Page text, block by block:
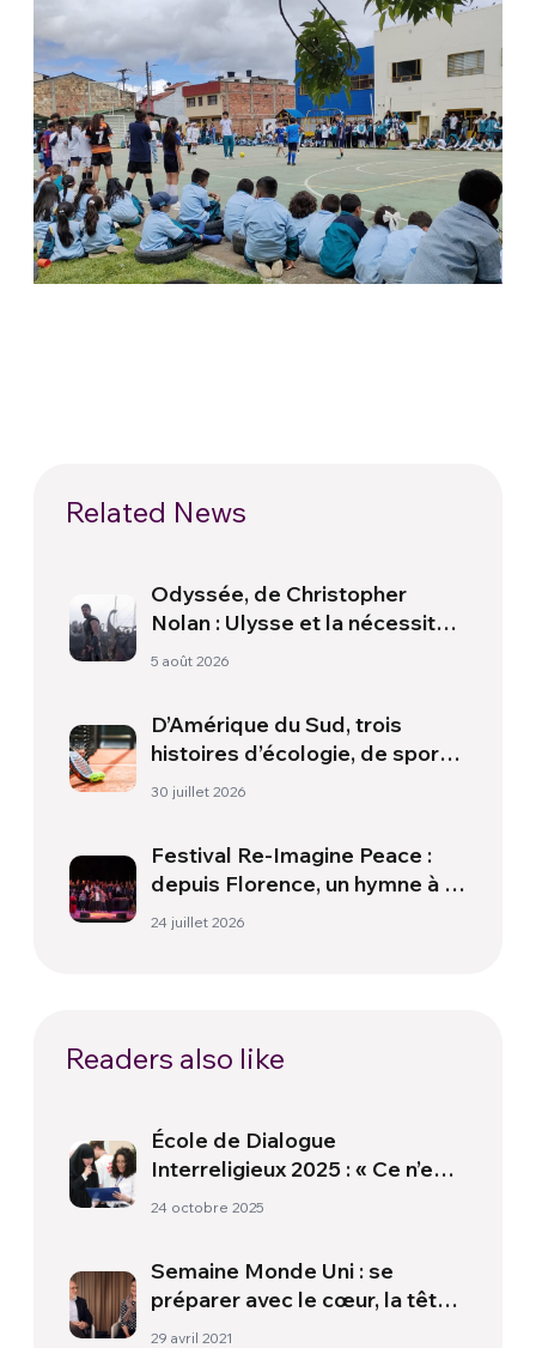
Related News
Odyssée, de Christopher
Nolan : Ulysse et la nécessité
d’une nouvelle aube
5 août 2026
D’Amérique du Sud, trois
histoires d’écologie, de sport
et de santé
30 juillet 2026
Festival Re-Imagine Peace :
depuis Florence, un hymne à la
paix
24 juillet 2026
Readers also like
École de Dialogue
Interreligieux 2025 : « Ce n’est
pas seulement de la théorie,
24 octobre 2025
Semaine Monde Uni : se
préparer avec le cœur, la tête
et les mains
29 avril 2021